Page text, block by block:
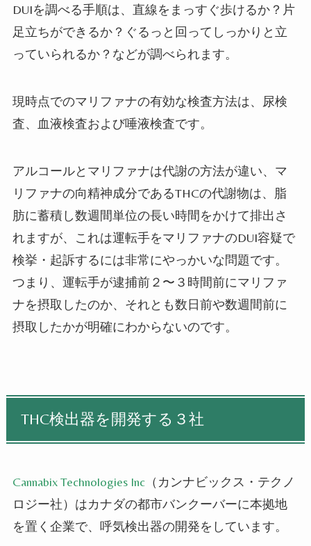
DUIを調べる手順は、直線をまっすぐ歩けるか？片
足立ちができるか？ぐるっと回ってしっかりと立
っていられるか？などが調べられます。
現時点でのマリファナの有効な検査方法は、尿検
査、血液検査および唾液検査です。
アルコールとマリファナは代謝の方法が違い、マ
リファナの向精神成分であるTHCの代謝物は、脂
肪に蓄積し数週間単位の長い時間をかけて排出さ
れますが、これは運転手をマリファナのDUI容疑で
検挙・起訴するには非常にやっかいな問題です。
つまり、運転手が逮捕前２〜３時間前にマリファ
ナを摂取したのか、それとも数日前や数週間前に
摂取したかが明確にわからないのです。
THC検出器を開発する３社
Cannabix Technologies Inc（カンナビックス・テクノ
ロジー社）はカナダの都市バンクーバーに本拠地
を置く企業で、呼気検出器の開発をしています。